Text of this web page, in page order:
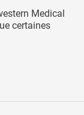
Medical
certaines